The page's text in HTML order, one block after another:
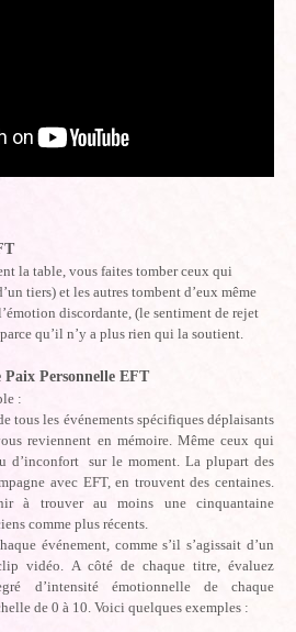
la table, vous faites tomber ceux qui
tiers) et les autres tombent d’eux même
discordante, (le sentiment de rejet
qu’il n’y a plus rien qui la soutient.
Paix Personnelle EFT
:
tous les événements spécifiques déplaisants
reviennent en mémoire. Même ceux qui
d’inconfort sur le moment. La plupart des
avec EFT, en trouvent des centaines.
à trouver au moins une cinquantaine
comme plus récents.
événement, comme s’il s’agissait d’un
vidéo. A côté de chaque titre, évaluez
d’intensité émotionnelle de chaque
de 0 à 10. Voici quelques exemples :